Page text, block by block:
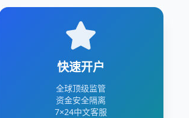
快速开户
全球顶级监管
资金安全隔离
7×24中文客服